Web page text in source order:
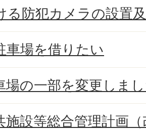
る防犯カメラの設置
車場を借りたい
場の一部を変更しま
施設等総合管理計画